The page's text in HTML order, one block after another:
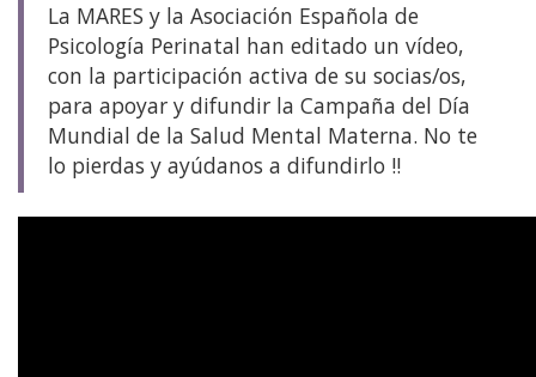
La MARES y la Asociación Española de
Psicología Perinatal han editado un vídeo,
con la participación activa de su socias/os,
para apoyar y difundir la Campaña del Día
Mundial de la Salud Mental Materna. No te
lo pierdas y ayúdanos a difundirlo !!